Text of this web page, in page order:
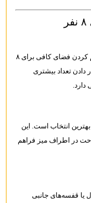
، فراهم کردن فضای کافی برای ۸
تعداد بیشتری
انتخاب است. این
در اطراف میز فراهم
قفسه‌های جانبی